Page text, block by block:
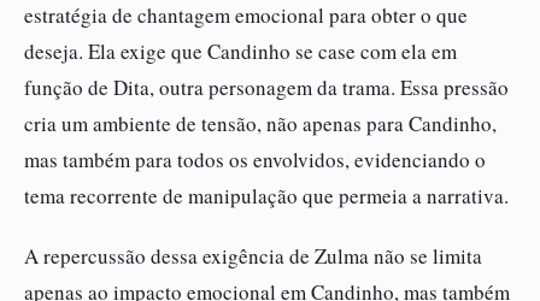
estratégia de chantagem emocional para obter o que
deseja. Ela exige que Candinho se case com ela em
função de Dita, outra personagem da trama. Essa pressão
cria um ambiente de tensão, não apenas para Candinho,
mas também para todos os envolvidos, evidenciando o
tema recorrente de manipulação que permeia a narrativa.
A repercussão dessa exigência de Zulma não se limita
apenas ao impacto emocional em Candinho, mas também